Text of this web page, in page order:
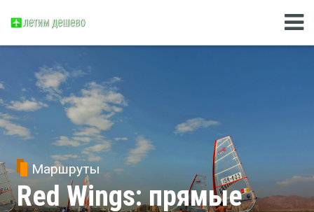
Маршруты
Red Wings: прямые